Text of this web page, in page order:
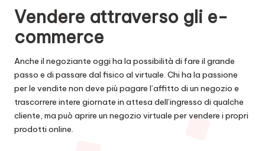
Vendere attraverso gli e-
commerce
Anche il negoziante oggi ha la possibilità di fare il grande
passo e di passare dal fisico al virtuale. Chi ha la passione
per le vendite non deve più pagare l’affitto di un negozio e
trascorrere intere giornate in attesa dell’ingresso di qualche
cliente, ma può aprire un negozio virtuale per vendere i propri
prodotti online.